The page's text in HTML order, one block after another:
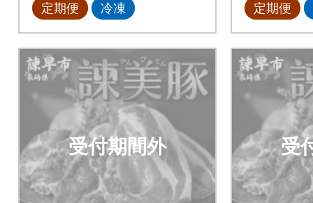
定期便 冷凍 定期便
受付期間外 受